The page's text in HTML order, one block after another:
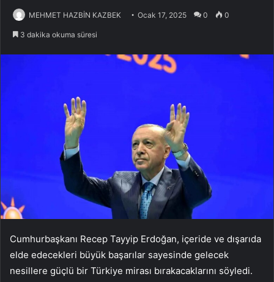
MEHMET HAZBİN KAZBEK Ocak 17, 2025 0 0
3 dakika okuma süresi
Cumhurbaşkanı Recep Tayyip Erdoğan, içeride ve dışarıda
elde edecekleri büyük başarılar sayesinde gelecek
nesillere güçlü bir Türkiye mirası bırakacaklarını söyledi.